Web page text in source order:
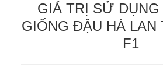
GIÁ TRỊ SỬ DỤNG
GIỐNG ĐẬU HÀ LAN
F1